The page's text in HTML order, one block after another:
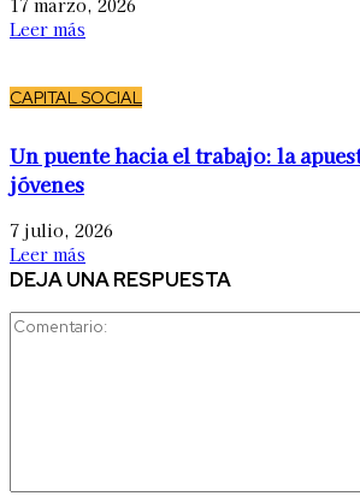
17 marzo, 2026
Leer más
CAPITAL SOCIAL
Un puente hacia el trabajo: la
jóvenes
7 julio, 2026
Leer más
DEJA UNA RESPUESTA